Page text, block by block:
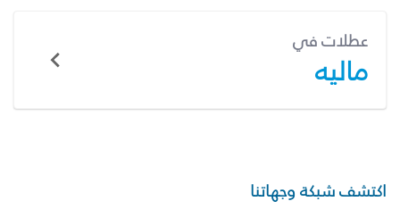
عطلات في
ماليه
اكتشف شبكة وجهاتنا